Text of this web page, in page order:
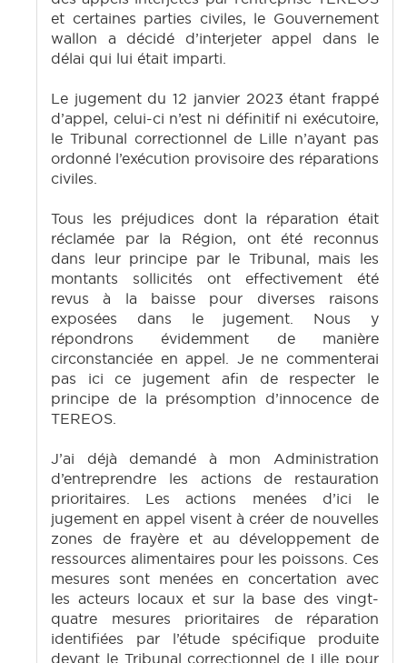
et certaines parties civiles, le Gouvernement
wallon a décidé d’interjeter appel dans le
délai qui lui était imparti.
Le jugement du 12 janvier 2023 étant frappé
d’appel, celui-ci n’est ni définitif ni exécutoire,
le Tribunal correctionnel de Lille n’ayant pas
ordonné l’exécution provisoire des réparations
civiles.
Tous les préjudices dont la réparation était
réclamée par la Région, ont été reconnus
dans leur principe par le Tribunal, mais les
montants sollicités ont effectivement été
revus à la baisse pour diverses raisons
exposées dans le jugement. Nous y
répondrons évidemment de manière
circonstanciée en appel. Je ne commenterai
pas ici ce jugement afin de respecter le
principe de la présomption d’innocence de
TEREOS.
J’ai déjà demandé à mon Administration
d’entreprendre les actions de restauration
prioritaires. Les actions menées d’ici le
jugement en appel visent à créer de nouvelles
zones de frayère et au développement de
ressources alimentaires pour les poissons. Ces
mesures sont menées en concertation avec
les acteurs locaux et sur la base des vingt-
quatre mesures prioritaires de réparation
identifiées par l’étude spécifique produite
devant le Tribunal correctionnel de Lille pour